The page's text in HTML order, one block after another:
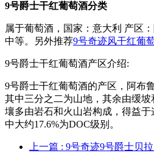
9号爵士干红葡萄酒分类
属于葡萄酒，国家：意大利 产区
中等。另外推荐9号奇迹风干红葡
9号爵士干红葡萄酒产区介绍:
9号爵士干红葡萄酒的产区，阿布
其中三分之二为山地，其余由缓
壤多由岩石和火山岩构成，得益
中大约17.6%为DOC级别。
上一篇 : 9号奇迹9号爵士贝